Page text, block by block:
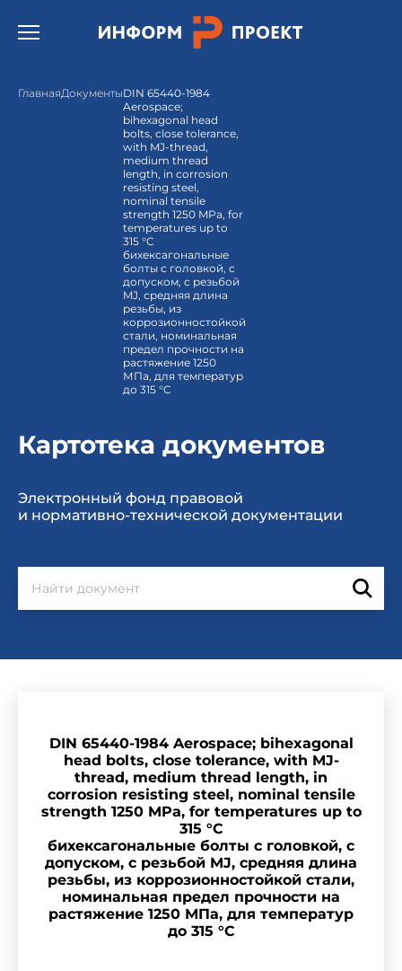
Открыть бургер меню.
ГлавнаяДокументыDIN 65440-1984
Aerospace;
bihexagonal head
bolts, close tolerance,
with MJ-thread,
medium thread
length, in corrosion
resisting steel,
nominal tensile
strength 1250 MPa, for
temperatures up to
315 °C
бихексагональные
болты с головкой, с
допуском, с резьбой
MJ, средняя длина
резьбы, из
коррозионностойкой
стали, номинальная
предел прочности на
растяжение 1250
МПа, для температур
до 315 °C
Картотека документов
Электронный фонд правовой
и нормативно-технической документации
DIN 65440-1984 Aerospace; bihexagonal
head bolts, close tolerance, with MJ-
thread, medium thread length, in
corrosion resisting steel, nominal tensile
strength 1250 MPa, for temperatures up to
315 °C
бихексагональные болты с головкой, с
допуском, с резьбой MJ, средняя длина
резьбы, из коррозионностойкой стали,
номинальная предел прочности на
растяжение 1250 МПа, для температур
до 315 °C